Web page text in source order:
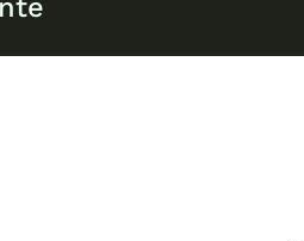
de una subvención y
disfrutarás deenergía